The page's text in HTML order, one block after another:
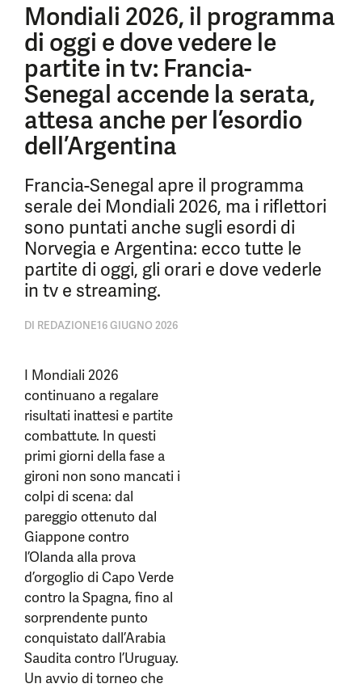
Mondiali 2026, il programma
di oggi e dove vedere le
partite in tv: Francia-
Senegal accende la serata,
attesa anche per l’esordio
dell’Argentina
Francia-Senegal apre il programma
serale dei Mondiali 2026, ma i riflettori
sono puntati anche sugli esordi di
Norvegia e Argentina: ecco tutte le
partite di oggi, gli orari e dove vederle
in tv e streaming.
DI REDAZIONE16 GIUGNO 2026
I Mondiali 2026
continuano a regalare
risultati inattesi e partite
combattute. In questi
primi giorni della fase a
gironi non sono mancati i
colpi di scena: dal
pareggio ottenuto dal
Giappone contro
l’Olanda alla prova
d’orgoglio di Capo Verde
contro la Spagna, fino al
sorprendente punto
conquistato dall’Arabia
Saudita contro l’Uruguay.
Un avvio di torneo che